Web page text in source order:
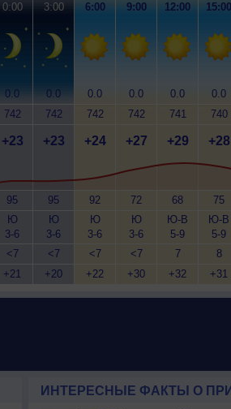
0:00
0.0
742
+23
95
Ю
3-6
<7
+21
3:00
0.0
742
+23
95
Ю
3-6
<7
+20
6:00
0.0
742
+24
92
Ю
3-6
<7
+22
9:00
0.0
742
+27
72
Ю
3-6
<7
+30
12:00
0.0
741
+29
68
Ю-В
5-9
7
+32
15:00
0.0
740
+28
75
Ю-В
5-9
8
+31
ИНТЕРЕСНЫЕ ФАКТЫ О